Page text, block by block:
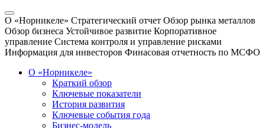
О «Норникеле» Стратегический отчет Обзор рынка металлов
Обзор бизнеса Устойчивое развитие Корпоративное
управление Система контроля и управление рисками
Информация для инвесторов Финасовая отчетность по МСФО
О «Норникеле»
Краткий обзор
Ключевые показатели
История развития
Ключевые события года
Бизнес-модель